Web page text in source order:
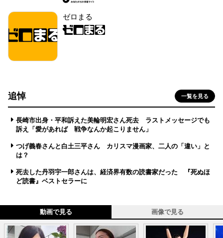
ゼロまる
追悼 一覧を見る
長崎市出身・平和訴えた美輪明宏さん死去 ラストメッセージでも
訴え「愛があれば 戦争なんか起こりません」
つげ義春さんと白土三平さん カリスマ漫画家、二人の「違い」と
は？
死去した丹羽宇一郎さんは、経済界有数の読書家だった 『死ぬほ
ど読書』ベストセラーに
動画で見る 画像で見る